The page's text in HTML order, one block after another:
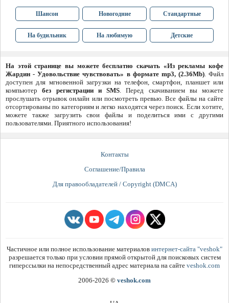
Шансон Новогодние Стандартные
На будильник На любимую Детские
На этой странице вы можете бесплатно скачать «Из рекламы кофе
Жардин - Удовольствие чувствовать» в формате mp3, (2.36Mb). Файл
доступен для мгновенной загрузки на телефон, смартфон, планшет или
компьютербез регистрации и SMS. Перед скачиванием вы можете
прослушать отрывок онлайн или посмотреть превью. Все файлы на сайте
отсортированы по категориям и легко находятся через поиск. Если хотите,
можете также загрузить свои файлы и поделиться ими с другими
пользователями. Приятного использования!
Контакты
Соглашение/Правила
Для правообладателей / Copyright (DMCA)
Частичное или полное использование материалов интернет-сайта "veshok"
разрешается только при условии прямой открытой для поисковых систем
гиперссылки на непосредственный адрес материала на сайте veshok.com
2006-2026 © veshok.com